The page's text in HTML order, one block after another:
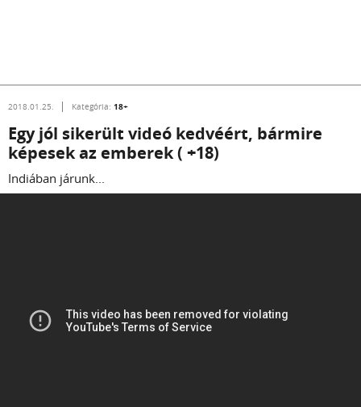
2018.01.25. Kategória: 18+
Egy jól sikerült videó kedvéért, bármire
képesek az emberek ( +18)
Indiában járunk...